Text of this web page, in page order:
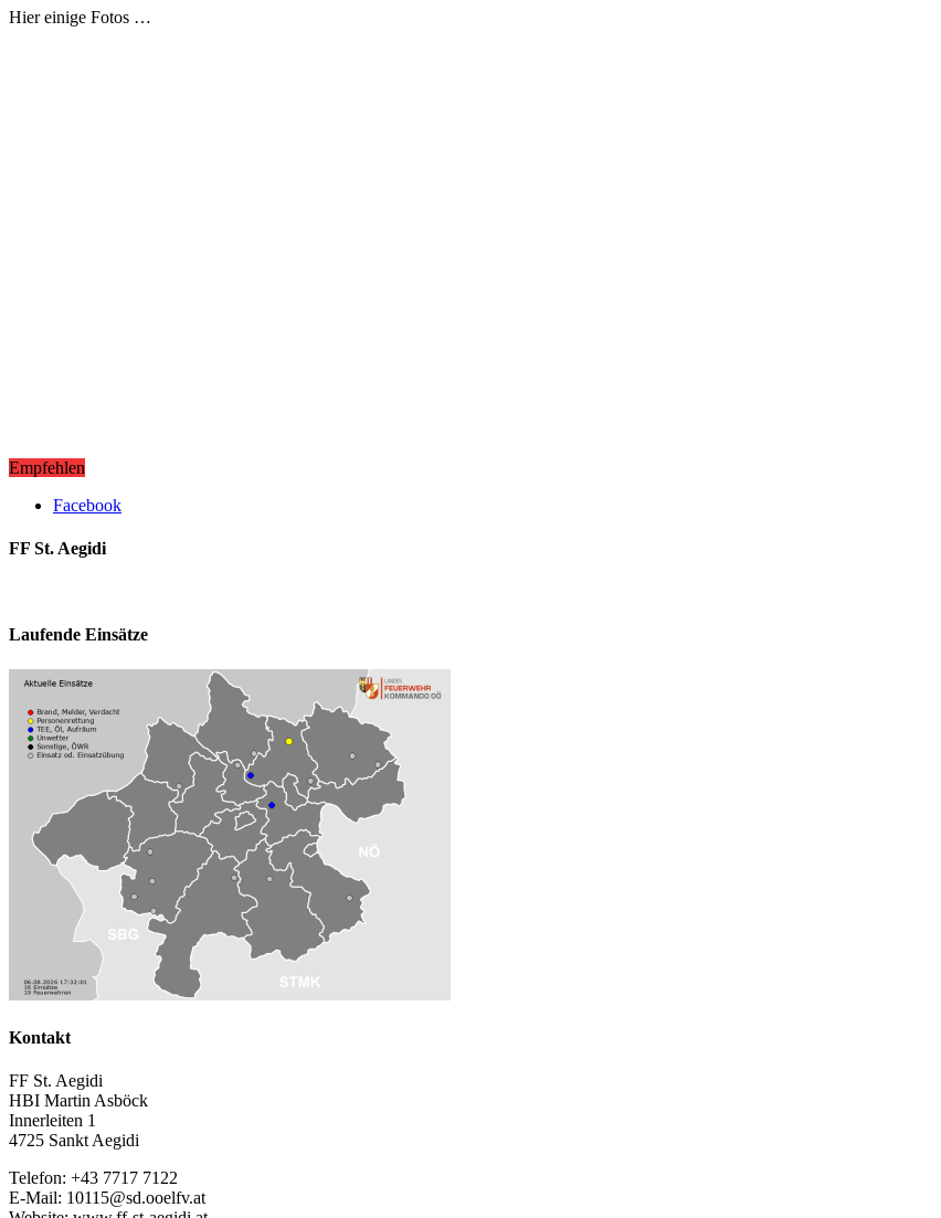
Hier einige Fotos …
Empfehlen
Facebook
FF St. Aegidi
Laufende Einsätze
Kontakt
FF St. Aegidi
HBI Martin Asböck
Innerleiten 1
4725 Sankt Aegidi
Telefon: +43 7717 7122
E-Mail: 10115@sd.ooelfv.at